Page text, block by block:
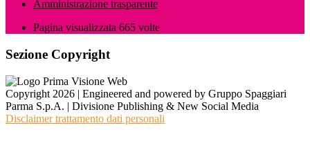
Amministrazione trasparente
Pagina visualizzata 665 volte
Sezione Copyright
Copyright 2026 | Engineered and powered by Gruppo Spaggiari
Parma S.p.A. | Divisione Publishing & New Social Media
Disclaimer trattamento dati personali